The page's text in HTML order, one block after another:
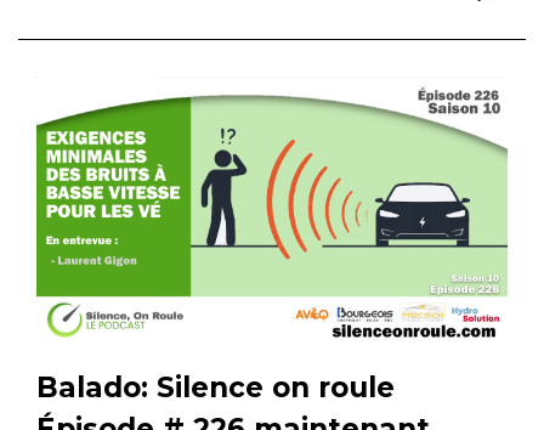
Balado: Silence on roule